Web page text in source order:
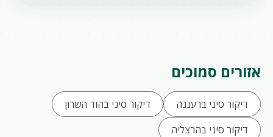
אזורים סמוכים
דיקור סיני ברעננה
דיקור סיני בהוד השרון
דיקור סיני בהרצליה